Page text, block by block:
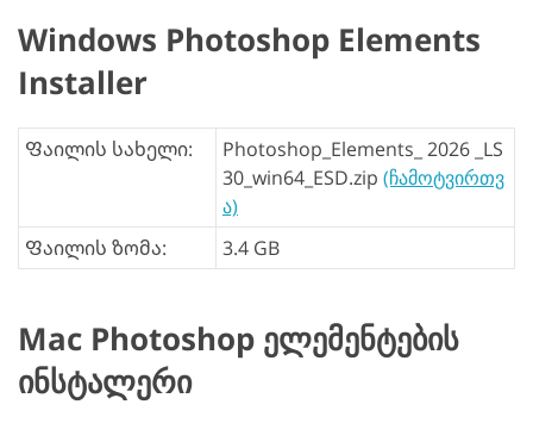
Windows Photoshop Elements
Installer
Ფაილის სახელი:
Photoshop_Elements_ 2026 _LS
30_win64_ESD.zip (ჩამოტვირთვ
ა)
Ფაილის ზომა:
3.4 GB
Mac Photoshop ელემენტების
ინსტალერი